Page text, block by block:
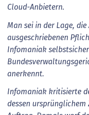
Cloud-Anbietern.
Man sei in der Lage,
ausgeschriebenen
Infomaniak
anerkennt.
Infomaniak kritisierte
dessen